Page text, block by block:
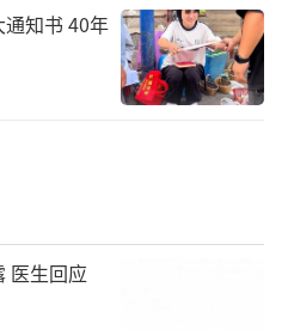
知书 40年
医生回应